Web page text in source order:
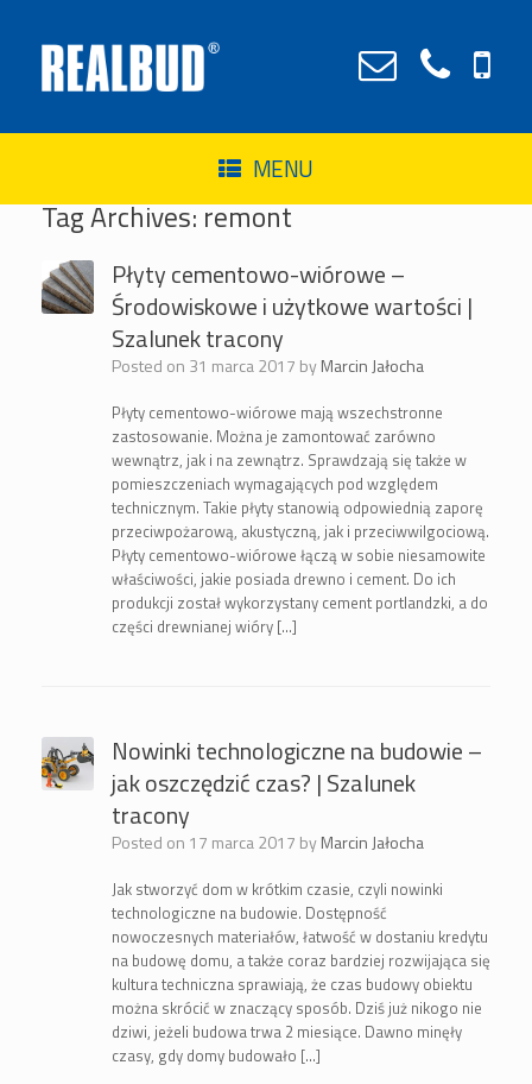
MENU
Tag Archives:remont
Płyty cementowo-wiórowe –
Środowiskowe i użytkowe wartości |
Szalunek tracony
Posted on 31 marca 2017 byMarcin Jałocha
Płyty cementowo-wiórowe mają wszechstronne
zastosowanie. Można je zamontować zarówno
wewnątrz, jak i na zewnątrz. Sprawdzają się także w
pomieszczeniach wymagających pod względem
technicznym. Takie płyty stanowią odpowiednią zaporę
przeciwpożarową, akustyczną, jak i przeciwwilgociową.
Płyty cementowo-wiórowe łączą w sobie niesamowite
właściwości, jakie posiada drewno i cement. Do ich
produkcji został wykorzystany cement portlandzki, a do
części drewnianej wióry […]
Nowinki technologiczne na budowie –
jak oszczędzić czas? | Szalunek
tracony
Posted on 17 marca 2017 byMarcin Jałocha
Jak stworzyć dom w krótkim czasie, czyli nowinki
technologiczne na budowie. Dostępność
nowoczesnych materiałów, łatwość w dostaniu kredytu
na budowę domu, a także coraz bardziej rozwijająca się
kultura techniczna sprawiają, że czas budowy obiektu
można skrócić w znaczący sposób. Dziś już nikogo nie
dziwi, jeżeli budowa trwa 2 miesiące. Dawno minęły
czasy, gdy domy budowało […]